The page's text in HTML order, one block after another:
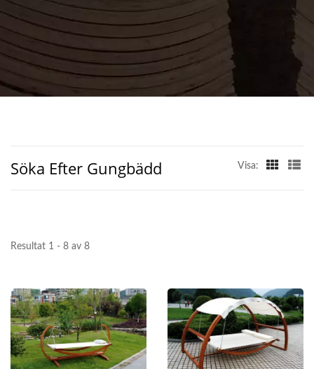
Söka Efter Gungbädd Visa:
Resultat 1 - 8 av 8